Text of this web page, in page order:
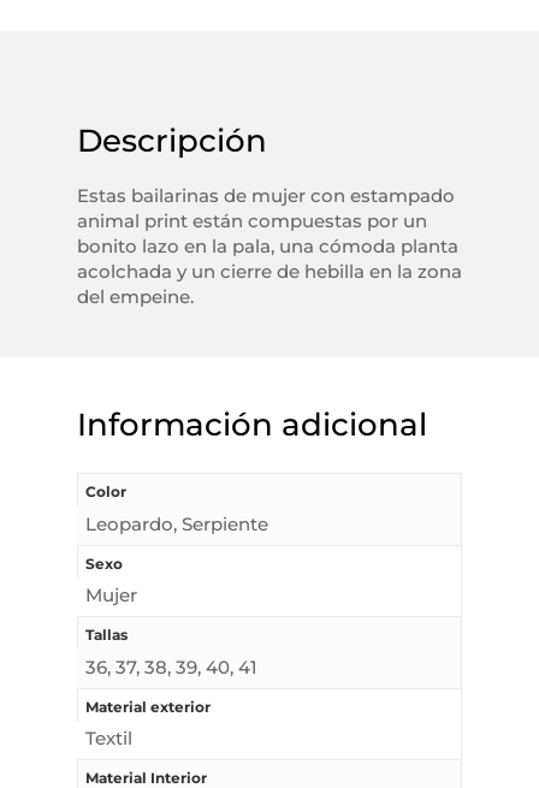
Descripción
Estas bailarinas de mujer con estampado
animal print están compuestas por un
bonito lazo en la pala, una cómoda planta
acolchada y un cierre de hebilla en la zona
del empeine.
Información adicional
Color
Leopardo, Serpiente
Sexo
Mujer
Tallas
36, 37, 38, 39, 40, 41
Material exterior
Textil
Material Interior